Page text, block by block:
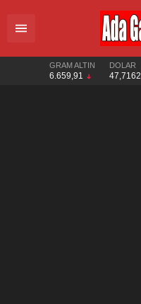
GRAM ALTIN
6.659,91
DOLAR
47,7162